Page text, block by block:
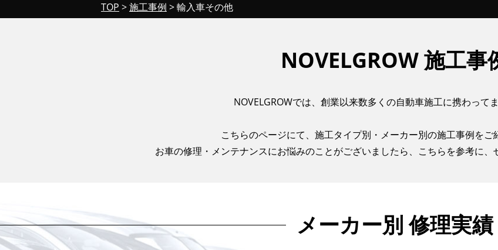
TOP >施工事例 >輸入車その他
NOVELGROW 施工事
NOVELGROWでは、創業以来数多くの自動車施工に携わってま
こちらのページにて、施工タイプ別・メーカー別の施工事例をご
お車の修理・メンテナンスにお悩みのことがございましたら、こちらを参考に、
メーカー別 修理実績